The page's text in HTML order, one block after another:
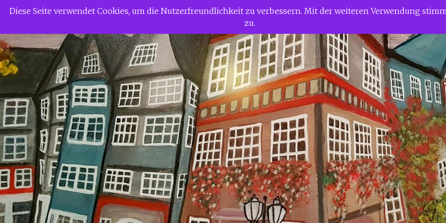
ZumSiggi Gerdaus Welt
Diese Seite verwendet Cookies, um die Nutzerfreundlichkeit zu verbessern. Mit der weiteren Verwendung
zu.